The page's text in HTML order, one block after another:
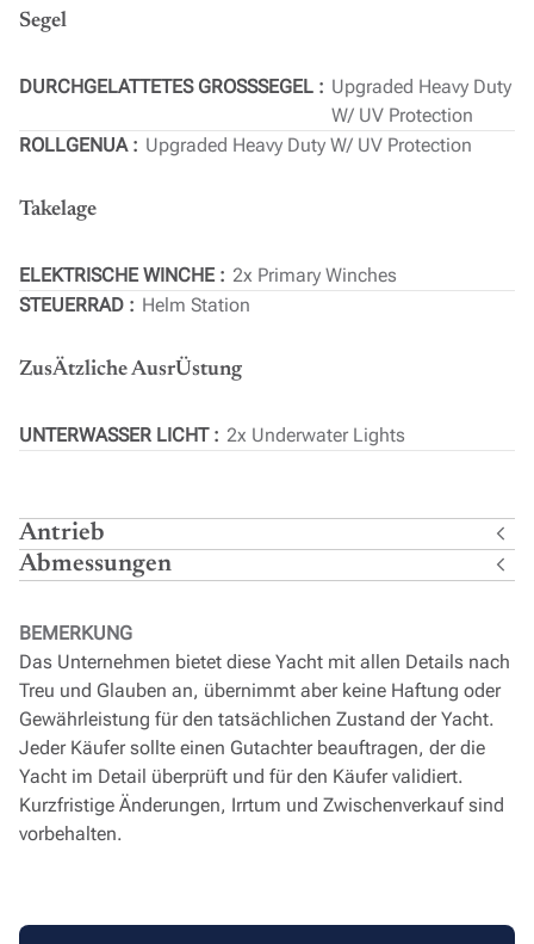
Segel
DURCHGELATTETES GROSSSEGEL
Upgraded Heavy Duty
W/ UV Protection
ROLLGENUA
Upgraded Heavy Duty W/ UV Protection
Takelage
ELEKTRISCHE WINCHE
2x Primary Winches
STEUERRAD
Helm Station
ZusÄtzliche AusrÜstung
UNTERWASSER LICHT 2x Underwater Lights
Antrieb
Abmessungen
BEMERKUNG
Das Unternehmen bietet diese Yacht mit allen Details nach
Treu und Glauben an, übernimmt aber keine Haftung oder
Gewährleistung für den tatsächlichen Zustand der Yacht.
Jeder Käufer sollte einen Gutachter beauftragen, der die
Yacht im Detail überprüft und für den Käufer validiert.
Kurzfristige Änderungen, Irrtum und Zwischenverkauf sind
vorbehalten.